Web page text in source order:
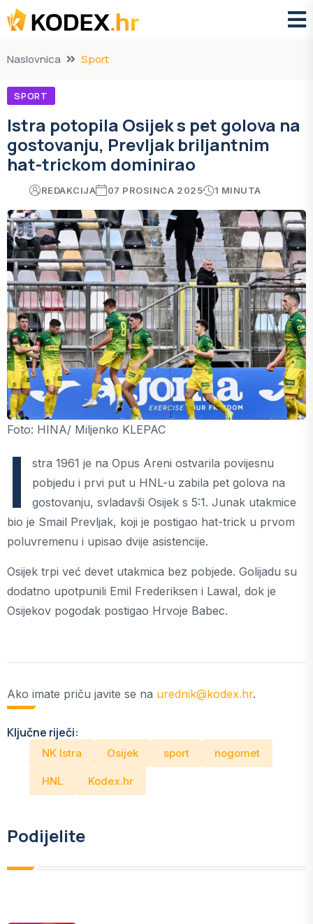
Naslovnica Sport
SPORT
Istra potopila Osijek s pet golova na
gostovanju, Prevljak briljantnim
hat-trickom dominirao
REDAKCIJA 07 PROSINCA 2025 1 MINUTA
Foto: HINA/ Miljenko KLEPAC
I
stra 1961 je na Opus Areni ostvarila povijesnu
pobjedu i prvi put u HNL-u zabila pet golova na
gostovanju, svladavši Osijek s 5:1. Junak utakmice
bio je Smail Prevljak, koji je postigao hat-trick u prvom
poluvremenu i upisao dvije asistencije.
Osijek trpi već devet utakmica bez pobjede. Golijadu su
dodatno upotpunili Emil Frederiksen i Lawal, dok je
Osijekov pogodak postigao Hrvoje Babec.
Ako imate priču javite se na urednik@kodex.hr.
Ključne riječi:
NK Istra Osijek sport nogomet
HNL Kodex.hr
Podijelite